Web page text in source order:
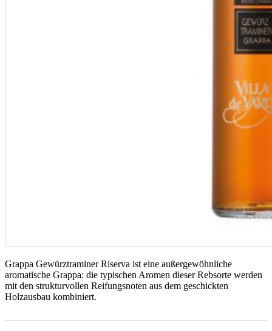
Grappa Gewürztraminer Riserva ist eine außergewöhnliche
aromatische Grappa: die typischen Aromen dieser Rebsorte werden
mit den strukturvollen Reifungsnoten aus dem geschickten
Holzausbau kombiniert.